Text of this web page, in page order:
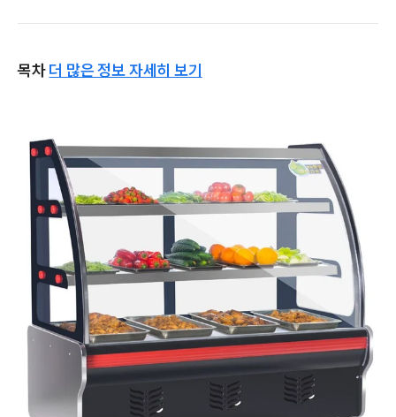
목차더 많은 정보 자세히 보기